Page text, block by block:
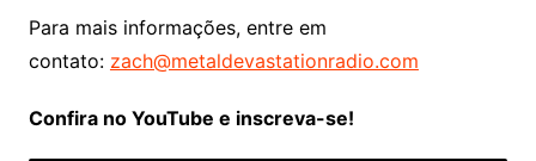
Para mais informações, entre em
contato: zach@metaldevastationradio.com
Confira no YouTube e inscreva-se!